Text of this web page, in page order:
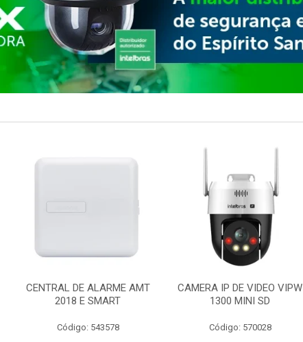
CENTRAL DE ALARME AMT
2018 E SMART
Código: 543578
CAMERA IP DE VIDEO VIPW
1300 MINI SD
Código: 570028